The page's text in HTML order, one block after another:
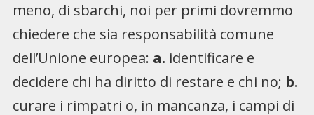
meno, di sbarchi, noi per primi dovremmo
chiedere che sia responsabilità comune
dell’Unione europea: a. identificare e
decidere chi ha diritto di restare e chi no; b.
curare i rimpatri o, in mancanza, i campi di